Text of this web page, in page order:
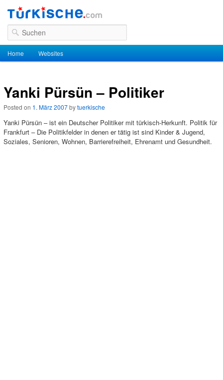
Suchen
Hauptmenü
Zum Inhalt wechseln
Zum sekundären Inhalt wechseln
Home Websites
Yanki Pürsün – Politiker
Posted on 1. März 2007 bytuerkische
Yanki Pürsün – ist ein Deutscher Politiker mit türkisch-Herkunft. Politik für
Frankfurt – Die Politikfelder in denen er tätig ist sind Kinder & Jugend,
Soziales, Senioren, Wohnen, Barrierefreiheit, Ehrenamt und Gesundheit.